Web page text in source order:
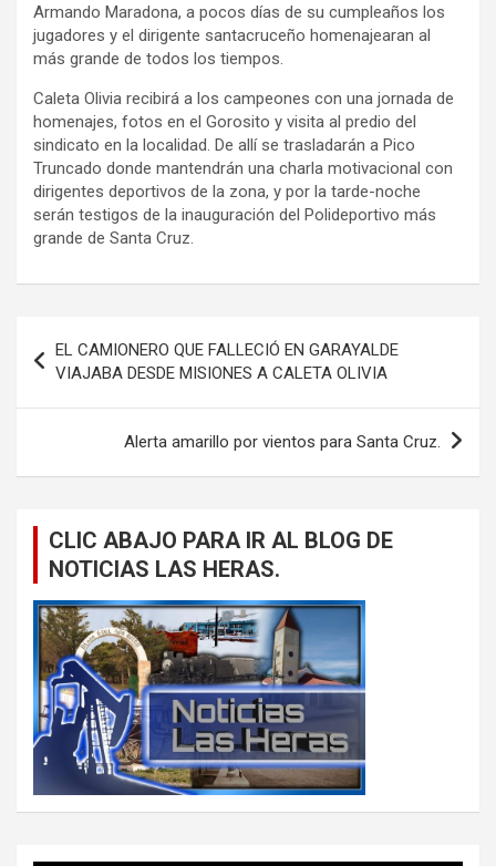
Armando Maradona, a pocos días de su cumpleaños los
jugadores y el dirigente santacruceño homenajearan al
más grande de todos los tiempos.
Caleta Olivia recibirá a los campeones con una jornada de
homenajes, fotos en el Gorosito y visita al predio del
sindicato en la localidad. De allí se trasladarán a Pico
Truncado donde mantendrán una charla motivacional con
dirigentes deportivos de la zona, y por la tarde-noche
serán testigos de la inauguración del Polideportivo más
grande de Santa Cruz.
de
entradas
EL CAMIONERO QUE FALLECIÓ EN GARAYALDE
VIAJABA DESDE MISIONES A CALETA OLIVIA
Alerta amarillo por vientos para Santa Cruz.
CLIC ABAJO PARA IR AL BLOG DE
NOTICIAS LAS HERAS.